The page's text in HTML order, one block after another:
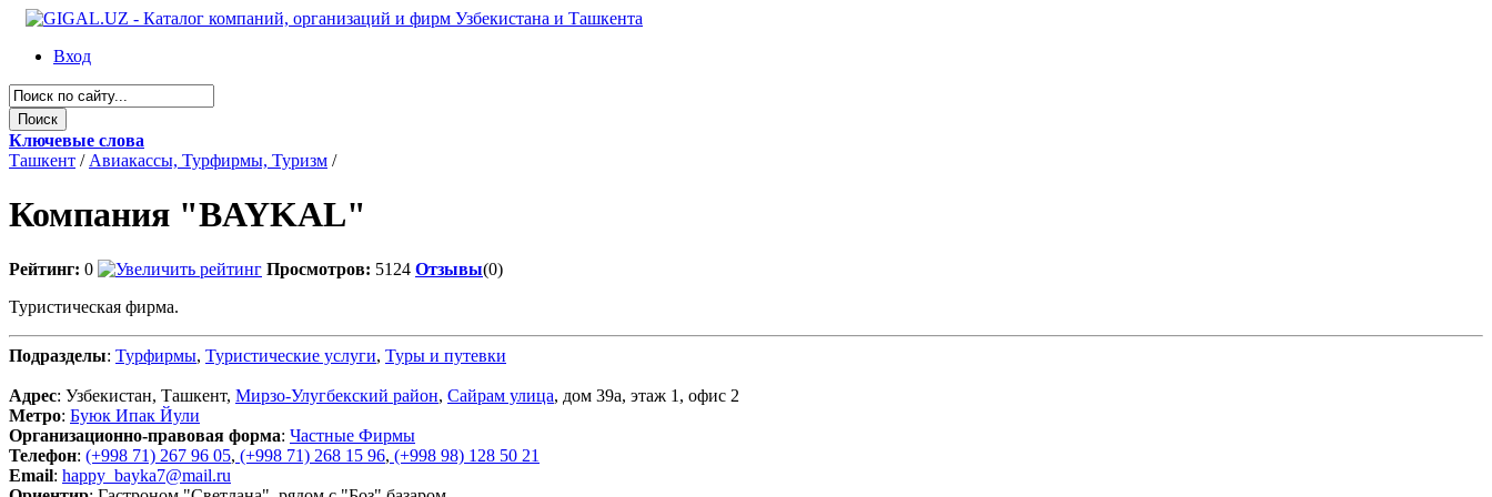
Вход
Ключевые слова
Ташкент / Авиакассы, Турфирмы, Туризм /
Компания "BAYKAL"
Рейтинг: 0 Просмотров: 5124 Отзывы(0)
Туристическая фирма.
Подразделы: Турфирмы, Туристические услуги, Туры и путевки
Адрес: Узбекистан, Ташкент, Мирзо-Улугбекский район, Сайрам улица, дом 39а, этаж 1, офис 2
Метро: Буюк Ипак Йули
Организационно-правовая форма: Частные Фирмы
Телефон: (+998 71) 267 96 05, (+998 71) 268 15 96, (+998 98) 128 50 21
Email: happy_bayka7@mail.ru